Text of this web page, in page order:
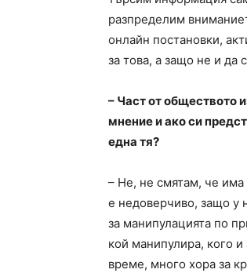
разпределим
онлайн постановки,
за това, а защо не и
– Част от обществото
мнение и ако си
една тя?
– Не, не смятам, че
е недоверчиво, защо у
за манипулацията по
кой манипулира, кого
време, много хора за